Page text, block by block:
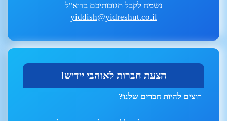
yiddish@yidreshut.co.il
הצעת חברות לאוהבי יידיש!
רוצים להיות חברים שלנו?